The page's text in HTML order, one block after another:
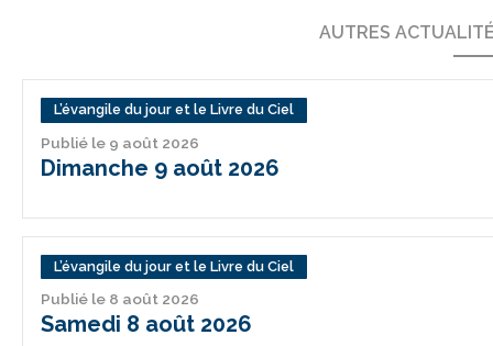
AUTRES
L’évangile du jour et le Livre du Ciel
Publié le 9 août 2026
Dimanche 9 août 2026
L’évangile du jour et le Livre du Ciel
Publié le 8 août 2026
Samedi 8 août 2026